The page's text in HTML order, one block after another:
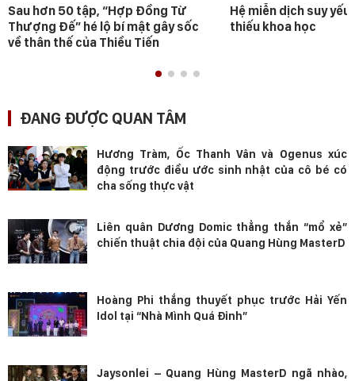
Sau hơn 50 tập, “Hợp Đồng Từ
Thượng Đế” hé lộ bí mật gây sốc
về thân thế của Thiều Tiến
Hệ miễn dịch suy
thiếu khoa học
ĐANG ĐƯỢC QUAN TÂM
Hương Tràm, Ốc Thanh Vân và Ogenus xúc
động trước điều ước sinh nhật của cô bé có
cha sống thực vật
Liên quân Dương Domic thẳng thắn “mổ xẻ”
chiến thuật chia đội của Quang Hùng MasterD
Hoàng Phi thắng thuyết phục trước Hải Yến
Idol tại “Nhà Mình Quá Đỉnh”
Jaysonlei – Quang Hùng MasterD ngã nhào,